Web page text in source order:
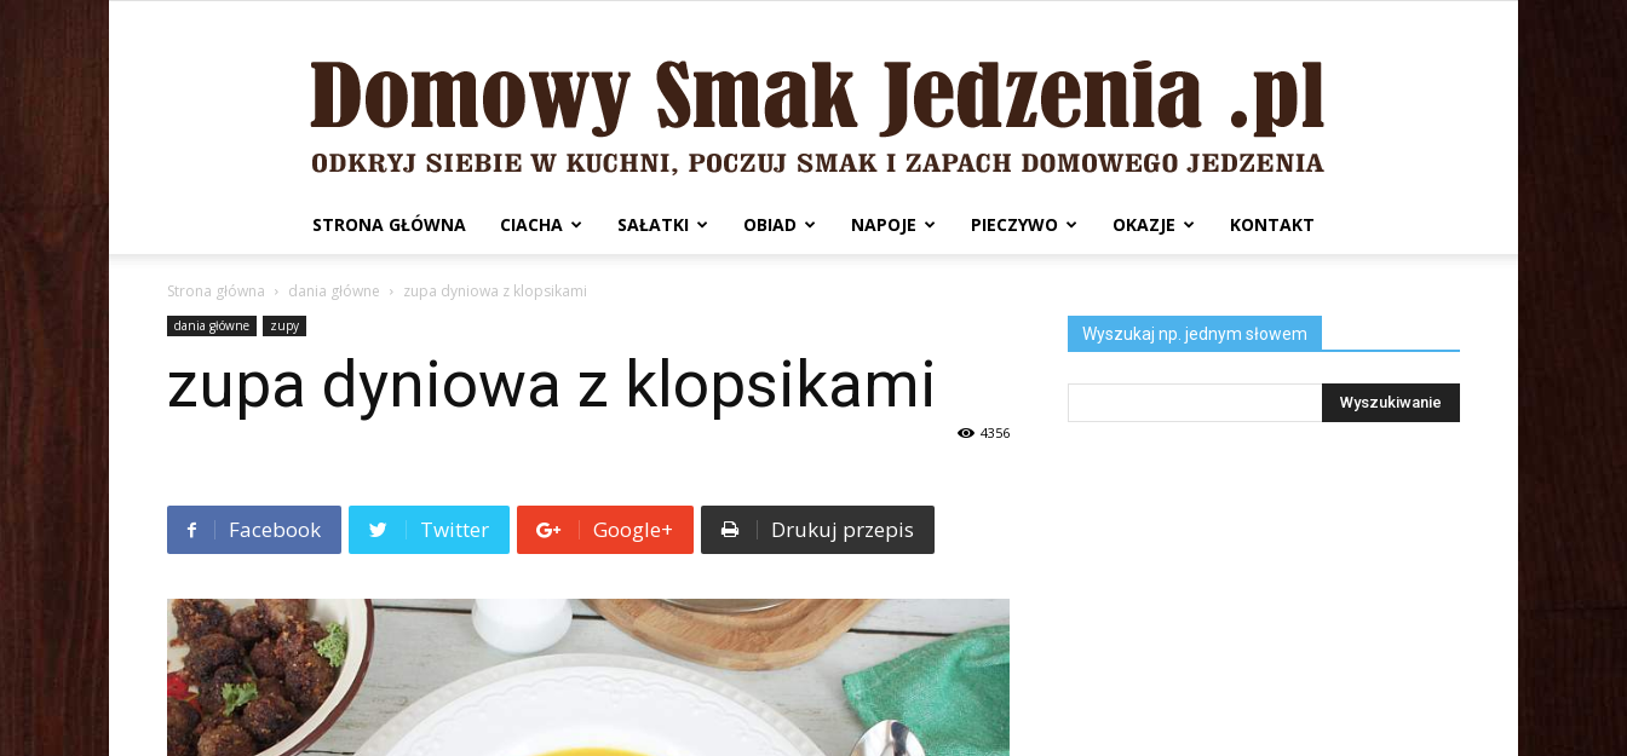
.pl
STRONA GŁÓWNA CIACHA SAŁATKI OBIAD NAPOJE PIECZYWO OKAZJE KONTAKT
Strona główna dania główne zupa dyniowa z klopsikami
dania główne zupy
zupa dyniowa z klopsikami
4356
Facebook Twitter Google+ Drukuj przepis
Wyszukaj np. jednym słowem